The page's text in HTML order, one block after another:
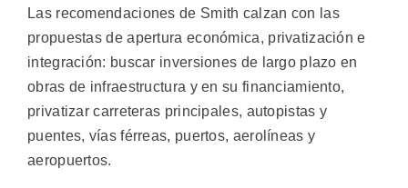
Las recomendaciones de Smith calzan con las
propuestas de apertura económica, privatización e
integración: buscar inversiones de largo plazo en
obras de infraestructura y en su financiamiento,
privatizar carreteras principales, autopistas y
puentes, vías férreas, puertos, aerolíneas y
aeropuertos.